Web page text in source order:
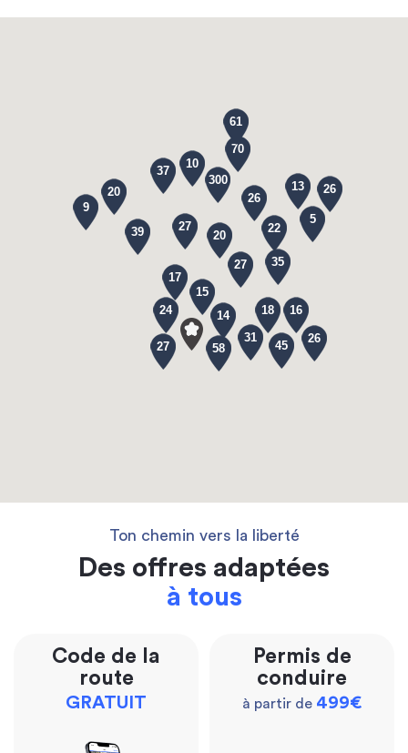
35
70
27
16
26
26
58
14
45
37
17
20
15
22
300
20
18
9
24
31
27
39
13
61
27
26
10
5
Ton chemin vers la liberté
Des offres adaptées
à tous
Code de la
route
GRATUIT
Permis de
conduire
à partir de 499€